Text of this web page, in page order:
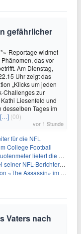
gefährlicher
Reportage widmet
das vor
Am Dienstag,
Uhr zeigt das
„Klicks um jeden
Challenges zur
Liesenfeld und
desselben Tages im
[…] (00)
vor 1 Stunde
für die NFL
College Football
liefert die Vorlagen
NFL-Berichterstattung
Assassin» im Fernsehen
Vaters nach